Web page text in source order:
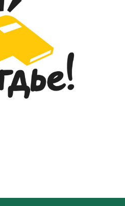
2026-05-27
“УЛААНБААТАР МАРАФОН-2026”
ОЛОН УЛСЫН ГҮЙЛТИЙН ТЭМЦЭЭНД
ГССҮТ-ИЙН ЭМЧ, МЭРГЭЖИЛТНҮҮД
АМЖИЛТТАЙ ОРОЛЦЛОО...
2026-05-26
ГЭМТЭЛ СОГОГ СУДЛАЛЫН
ҮНДЭСНИЙ ТӨВИЙН ДЭРГЭДЭХ